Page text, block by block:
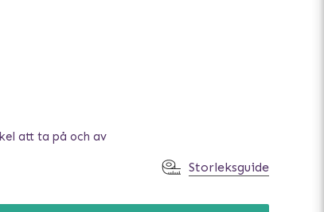
att ta på och av
Storleksguide